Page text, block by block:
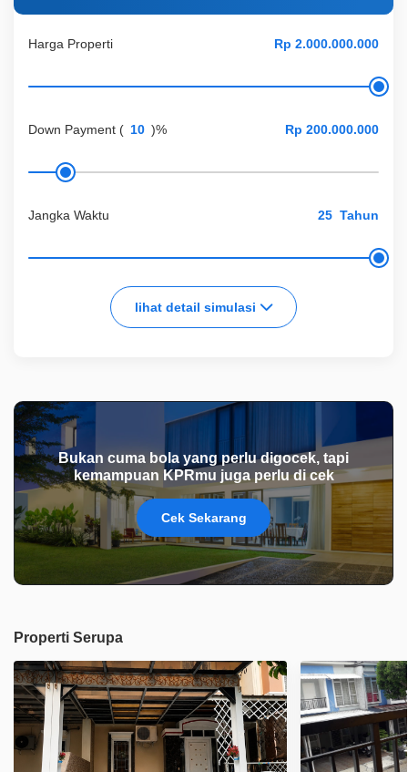
Harga Properti
Down Payment ( )%
Jangka Waktu Tahun
lihat detail simulasi
Bukan cuma bola yang perlu digocek, tapi
kemampuan KPRmu juga perlu di cek
Cek Sekarang
Properti Serupa